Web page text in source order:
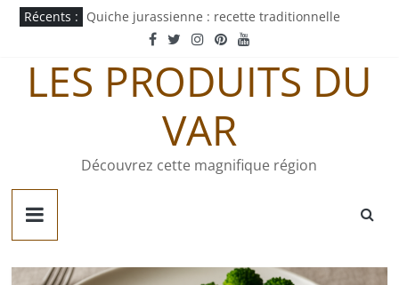
PasserRécents : Quiche jurassienne : recette traditionnelle
Bouillon de bœuf maison : recette et alternatives
Pastachoute : origine et recette traditionnelle
Pâté gaumais : recette et origine
LES PRODUITS DU
VAR
Découvrez cette magnifique région